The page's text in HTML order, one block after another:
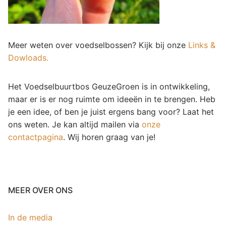
Meer weten over voedselbossen? Kijk bij onze Links &
Dowloads.
Het Voedselbuurtbos GeuzeGroen is in ontwikkeling,
maar er is er nog ruimte om ideeën in te brengen. Heb
je een idee, of ben je juist ergens bang voor? Laat het
ons weten. Je kan altijd mailen via onze
contactpagina. Wij horen graag van je!
MEER OVER ONS
In de media